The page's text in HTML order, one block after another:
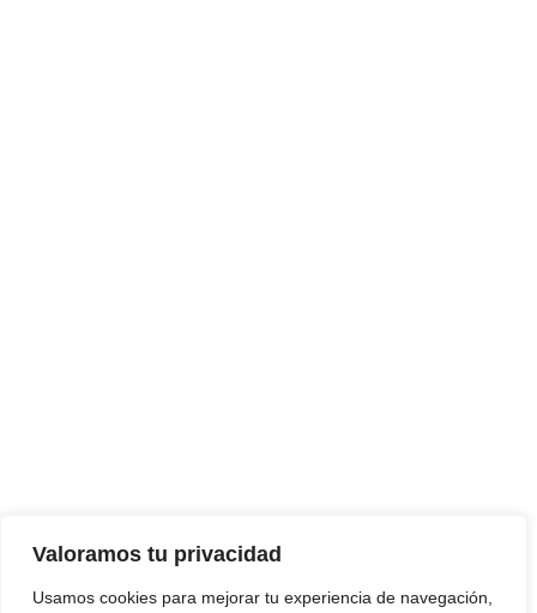
Valoramos tu privacidad
Usamos cookies para mejorar tu experiencia de navegación,